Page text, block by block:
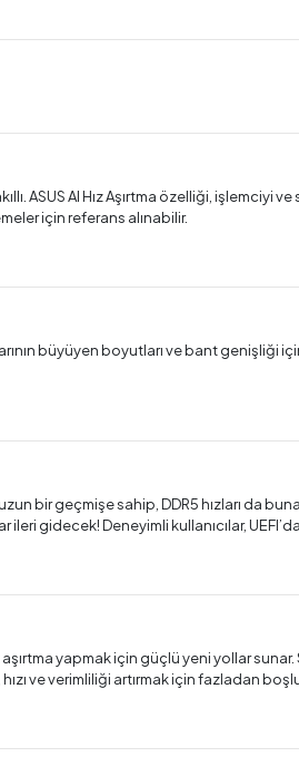
ASUS AI Hız Aşırtma özelliği,
için referans alınabilir.
büyüyen boyutları ve bant
bir geçmişe sahip, DDR5 hızları da
gidecek! Deneyimli kullanıcılar,
yapmak için güçlü yeni yollar
ve verimliliği artırmak için fazladan